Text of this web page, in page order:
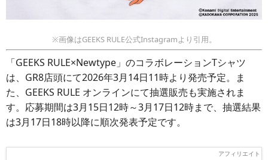
※画像はGEEKS RULE公式Instagramより引用。
「GEEKS RULE×Newtype」のコラボレーションTシャツ
は、GR8店頭にて2026年3月14日11時より発売予定。ま
た、GEEKS RULE オンラインにて抽選販売も実施されま
す。応募期間は3月15日12時～3月17日12時まで、抽選結果
は3月17日18時以降に順次発表予定です。